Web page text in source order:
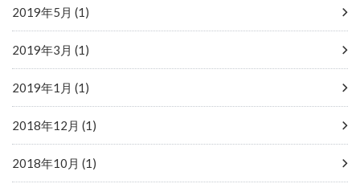
2019年5月 (1)
2019年3月 (1)
2019年1月 (1)
2018年12月 (1)
2018年10月 (1)